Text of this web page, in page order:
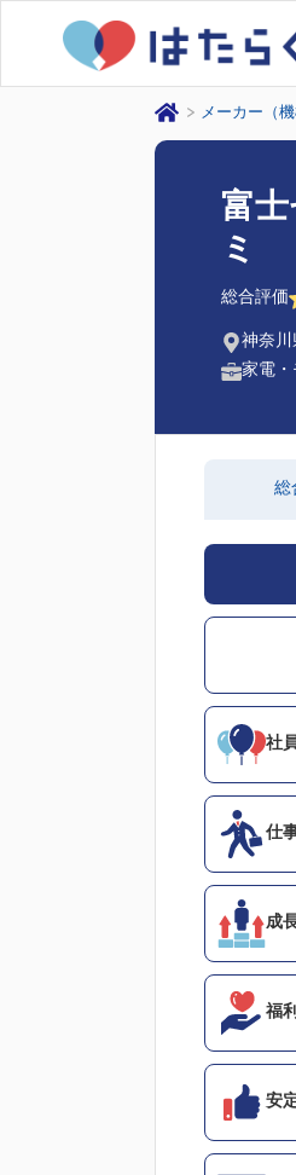
メーカー（
富
ミ
総合評価
神奈
家電・
総
社
仕
成
福
安